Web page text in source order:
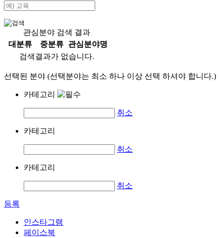
관심분야 검색 결과
대분류
중분류
관심분야명
검색결과가 없습니다.
선택된 분야 (선택분야는 최소 하나 이상 선택 하셔야 합니다.)
카테고리
취소
카테고리
취소
카테고리
취소
등록
인스타그램
페이스북